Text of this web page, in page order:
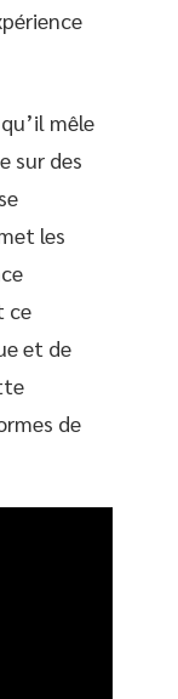
mêle
sur des
les
ce
et de
de